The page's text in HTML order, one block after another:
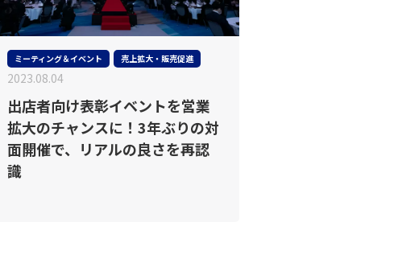
ミーティング＆イベント 売上拡大・販売促進
2023.08.04
出店者向け表彰イベントを営業
拡大のチャンスに！3年ぶりの対
面開催で、リアルの良さを再認
識